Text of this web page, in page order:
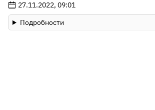
27.11.2022, 09:01
Подробности